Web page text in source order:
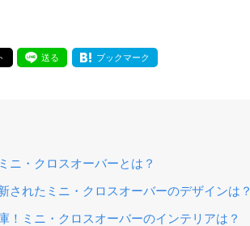
送る ブックマーク
ニ・クロスオーバーとは？
されたミニ・クロスオーバーのデザインは？
！ミニ・クロスオーバーのインテリアは？